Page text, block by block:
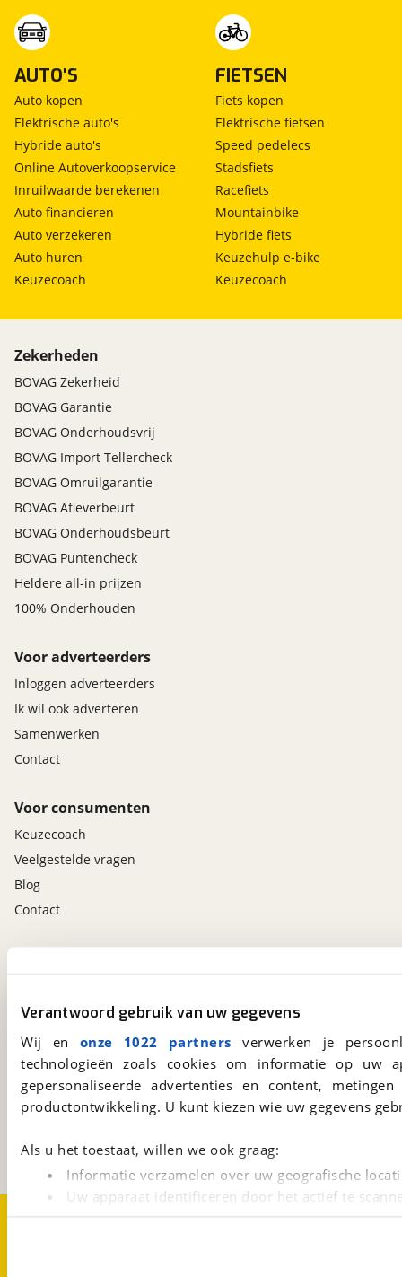
Verantwoord gebruik van uw gegevens
Wij en onze 1022 partners verwerken je
technologieën zoals cookies om informatie op
gepersonaliseerde advertenties en content,
productontwikkeling. U kunt kiezen wie uw gegevens
Als u het toestaat, willen we ook graag:
Informatie verzamelen over uw geografische
Uw apparaat identificeren door het actief te
AUTO'S
Auto kopen
Elektrische auto's
Hybride auto's
Online Autoverkoopservice
Inruilwaarde berekenen
Auto financieren
Auto verzekeren
Auto huren
Keuzecoach
FIETSEN
Fiets kopen
Elektrische fietsen
Speed pedelecs
Stadsfiets
Racefiets
Mountainbike
Hybride fiets
Keuzehulp e-bike
Keuzecoach
Zekerheden
BOVAG Zekerheid
BOVAG Garantie
BOVAG Onderhoudsvrij
BOVAG Import Tellercheck
BOVAG Omruilgarantie
BOVAG Afleverbeurt
BOVAG Onderhoudsbeurt
BOVAG Puntencheck
Heldere all-in prijzen
100% Onderhouden
Voor adverteerders
Inloggen adverteerders
Ik wil ook adverteren
Samenwerken
Contact
Voor consumenten
Keuzecoach
Veelgestelde vragen
Blog
Contact
viaBOVAG.nl
Kosterijland 15
Bunnik
BOVAG
Download 'm nu.